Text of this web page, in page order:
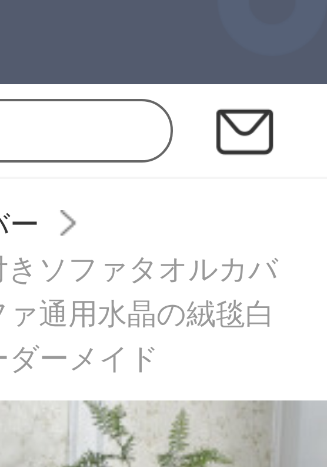
ソファタオルカバ
通用水晶の絨毯白
ーメイド